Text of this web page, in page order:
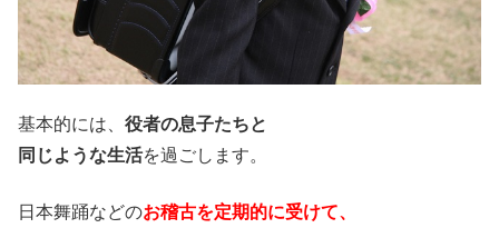
基本的には、 役者の息子たちと
同じような生活を過ごします。
日本舞踊などのお稽古を定期的に受けて、